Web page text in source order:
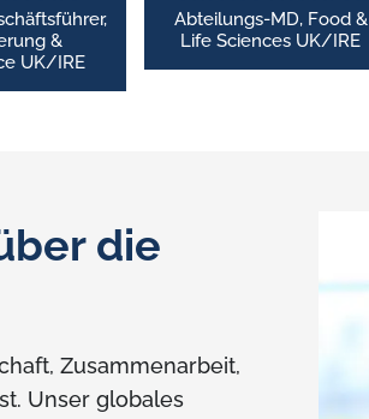
&
UK/IRE
Abteilungs-MD, Food &
Life Sciences UK/IRE
die
Zusammenarbeit,
Unser globales